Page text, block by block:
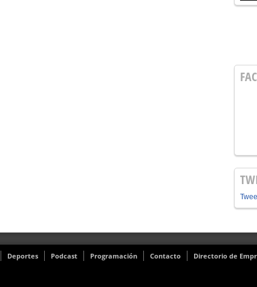
Deportes Podcast Programación Contacto Directorio de